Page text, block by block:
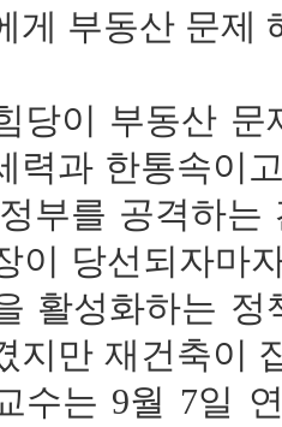
게 부동산 문제
당이 부동산
력과 한통속이
부를 공격하
이 당선되자마
활성화하는
지만 재건축이
수는 9월 7일